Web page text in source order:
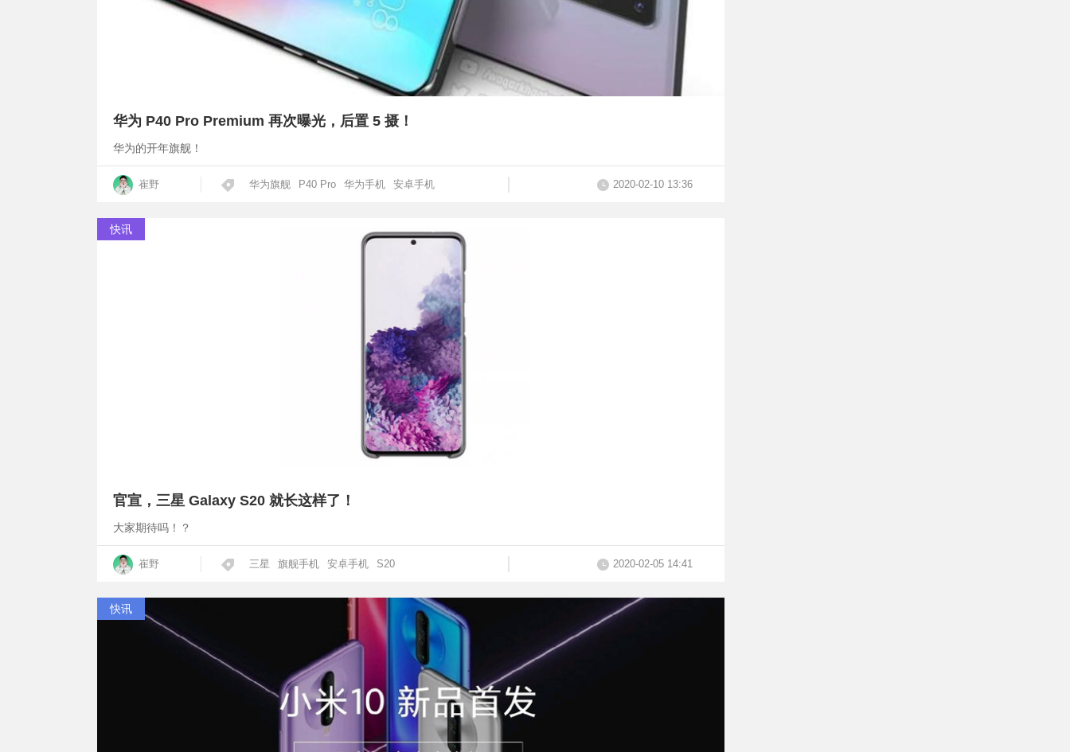
华为 P40 Pro Premium 再次曝光，后置 5 摄！
华为的开年旗舰！
崔野 华为旗舰 P40 Pro 华为手机 安卓手机 2020-02-10 13:36
快讯
官宣，三星 Galaxy S20 就长这样了！
大家期待吗！？
崔野 三星 旗舰手机 安卓手机 S20 2020-02-05 14:41
快讯